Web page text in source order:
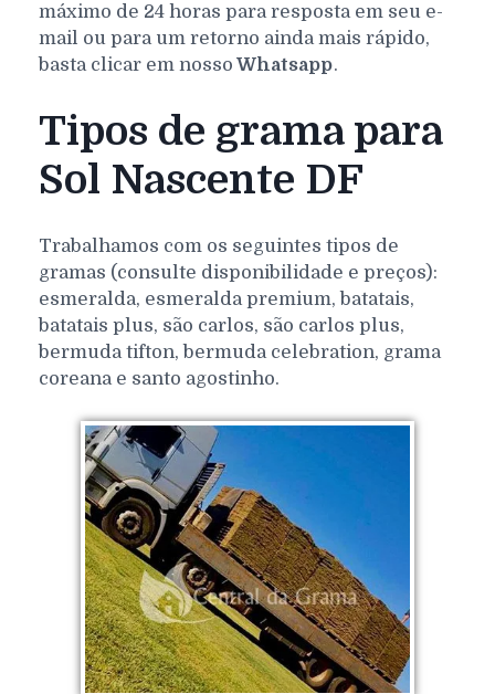
máximo de 24 horas para resposta em seu e-
mail ou para um retorno ainda mais rápido,
basta clicar em nosso Whatsapp.
Tipos de grama para
Sol Nascente DF
Trabalhamos com os seguintes tipos de
gramas (consulte disponibilidade e preços):
esmeralda, esmeralda premium, batatais,
batatais plus, são carlos, são carlos plus,
bermuda tifton, bermuda celebration, grama
coreana e santo agostinho.